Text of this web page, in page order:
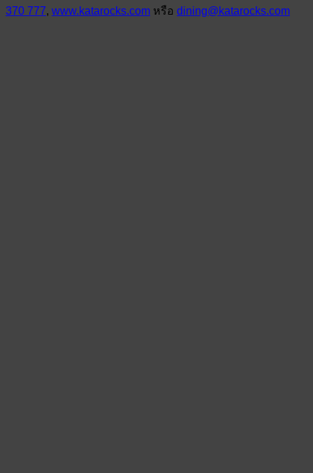
370 777, www.katarocks.com หรือ dining@katarocks.com